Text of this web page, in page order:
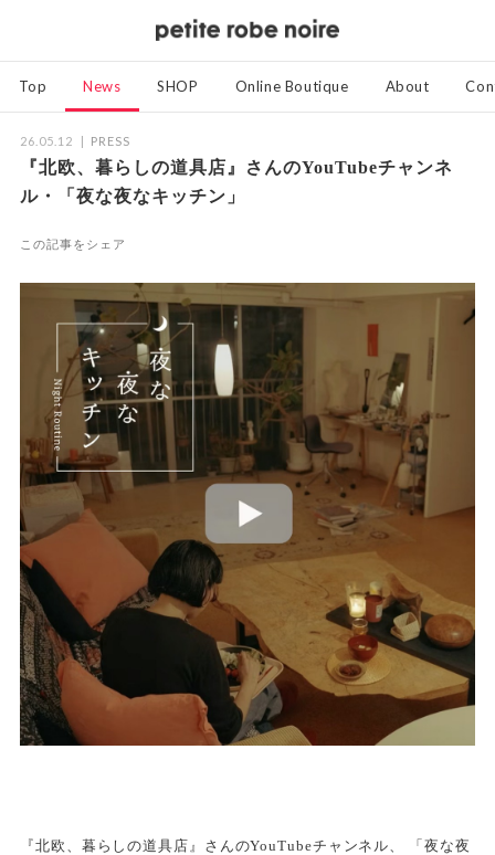
Top News SHOP Online Boutique About
26.05.12 PRESS
『北欧、暮らしの道具店』さんのYouTubeチャンネ
ル・「夜な夜なキッチン」
この記事をシェア
『北欧、暮らしの道具店』さんのYouTubeチャンネル、 「夜な夜